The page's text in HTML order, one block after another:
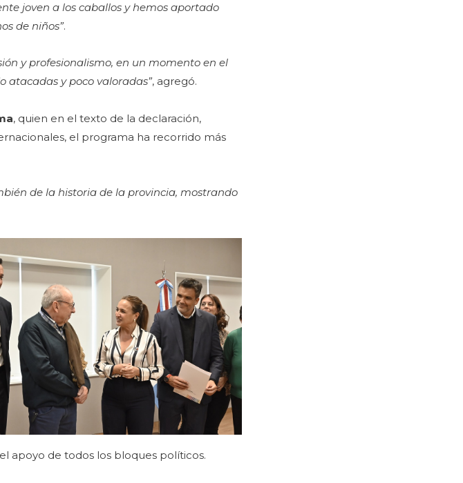
joven a los caballos y hemos aportado
de niños”.
y profesionalismo, en un momento en el
atacadas y poco valoradas”, agregó.
, quien en el texto de la declaración,
el programa ha recorrido más
de la historia de la provincia, mostrando
apoyo de todos los bloques políticos.